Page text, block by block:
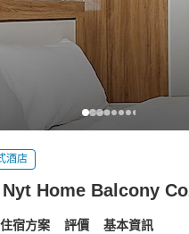
酒店
Home Balcony
宿方案 評價 基本資訊